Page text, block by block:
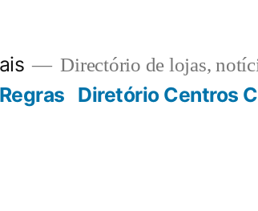
Directório de lojas,
Diretório Centros